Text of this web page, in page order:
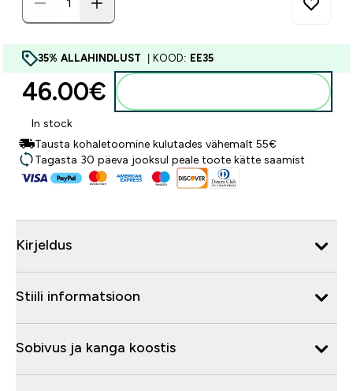
35% ALLAHINDLUST | KOOD: EE35
46.00€‎
In stock
Tausta kohaletoomine kulutades vähemalt 55€
Tagasta 30 päeva jooksul peale toote kätte saamist
Kirjeldus
Stiili informatsioon
Sobivus ja kanga koostis